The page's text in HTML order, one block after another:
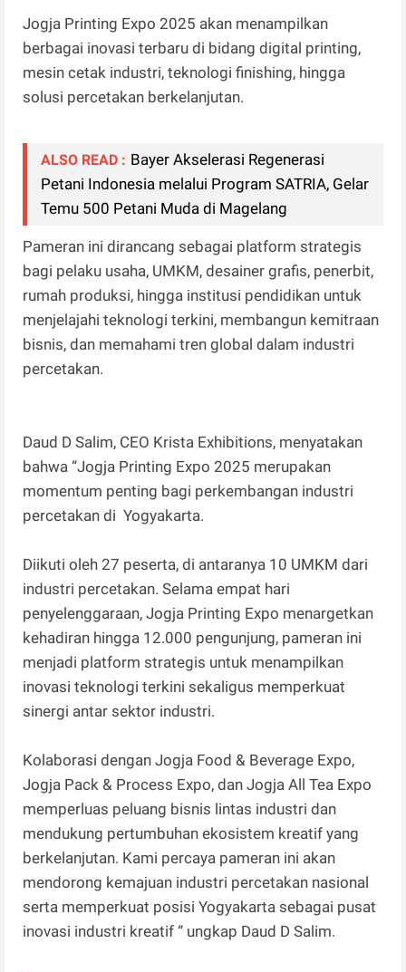
Jogja Printing Expo 2025 akan menampilkan
berbagai inovasi terbaru di bidang digital printing,
mesin cetak industri, teknologi finishing, hingga
solusi percetakan berkelanjutan.
ALSO READ : Bayer Akselerasi Regenerasi
Petani Indonesia melalui Program SATRIA, Gelar
Temu 500 Petani Muda di Magelang
Pameran ini dirancang sebagai platform strategis
bagi pelaku usaha, UMKM, desainer grafis, penerbit,
rumah produksi, hingga institusi pendidikan untuk
menjelajahi teknologi terkini, membangun kemitraan
bisnis, dan memahami tren global dalam industri
percetakan.
Daud D Salim, CEO Krista Exhibitions, menyatakan
bahwa “Jogja Printing Expo 2025 merupakan
momentum penting bagi perkembangan industri
percetakan di Yogyakarta.
Diikuti oleh 27 peserta, di antaranya 10 UMKM dari
industri percetakan. Selama empat hari
penyelenggaraan, Jogja Printing Expo menargetkan
kehadiran hingga 12.000 pengunjung, pameran ini
menjadi platform strategis untuk menampilkan
inovasi teknologi terkini sekaligus memperkuat
sinergi antar sektor industri.
Kolaborasi dengan Jogja Food & Beverage Expo,
Jogja Pack & Process Expo, dan Jogja All Tea Expo
memperluas peluang bisnis lintas industri dan
mendukung pertumbuhan ekosistem kreatif yang
berkelanjutan. Kami percaya pameran ini akan
mendorong kemajuan industri percetakan nasional
serta memperkuat posisi Yogyakarta sebagai pusat
inovasi industri kreatif “ ungkap Daud D Salim.